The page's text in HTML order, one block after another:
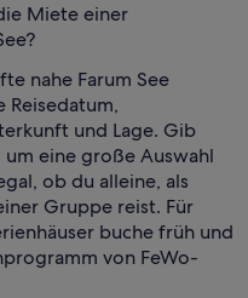
Miete einer
nahe Farum See
Reisedatum,
und Lage. Gib
eine große Auswahl
ob du alleine, als
Gruppe reist. Für
buche früh und
von FeWo-